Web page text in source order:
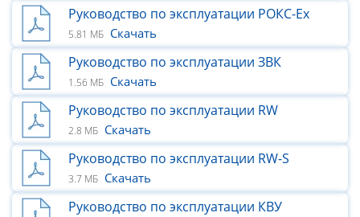
Руководство по эксплуатации РОКС-Ех
5.81 МБ Скачать
Руководство по эксплуатации ЗВК
1.56 МБ Скачать
Руководство по эксплуатации RW
2.8 МБ Скачать
Руководство по эксплуатации RW-S
3.7 МБ Скачать
Руководство по эксплуатации КВУ